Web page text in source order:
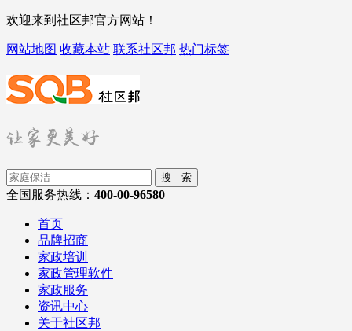
欢迎来到社区邦官方网站！
网站地图 收藏本站 联系社区邦 热门标签
搜 索
全国服务热线： 400-00-96580
首页
品牌招商
家政培训
家政管理软件
家政服务
资讯中心
关于社区邦